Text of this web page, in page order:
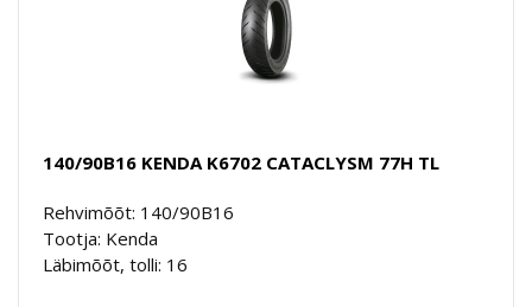
140/90B16 KENDA K6702 CATACLYSM 77H TL
Rehvimõõt: 140/90B16
Tootja: Kenda
Läbimõõt, tolli: 16